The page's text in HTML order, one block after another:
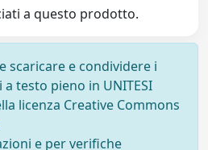
a questo prodotto.
scaricare e condividere i
testo pieno in UNITESI
licenza Creative Commons
e per verifiche